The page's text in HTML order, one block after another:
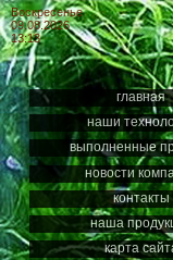
Воскресенье
09.08.2026
13:13
главная
наши
выполненные
новости
контакты
наша
карта